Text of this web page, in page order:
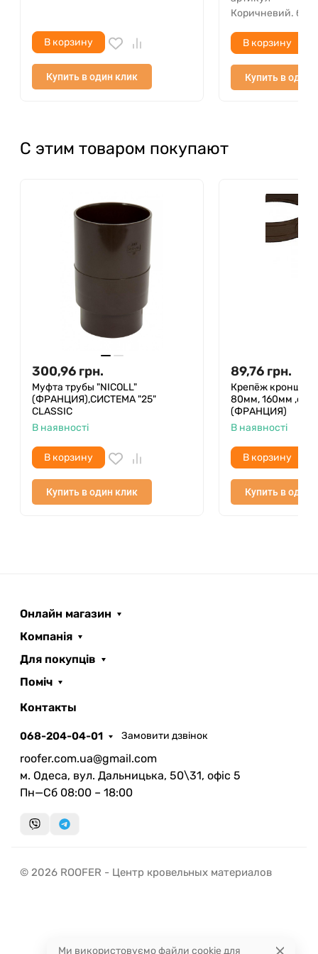
водосточной системы Nicoll позволит подобрать
наиболее подходящий вариант для вашей
кровли.
В корзину
Купить в один клик
Коричневий.
В корзину
Купить в один
С этим товаром покупают
300,96 грн.
Муфта трубы "NICOLL"
(ФРАНЦИЯ),СИСТЕМА "25"
CLASSIС
В наявності
В корзину
Купить в один клик
89,76 грн.
Крепёж
80мм, 160мм
(ФРАНЦИЯ)
В наявності
В корзину
Купить в один
Онлайн магазин
Компанія
Для покупців
Поміч
Контакты
068-204-04-01 Замовити дзвінок
roofer.com.ua@gmail.com
м. Одеса, вул. Дальницька, 50\31, офіс 5
Пн—Сб 08:00 – 18:00
© 2026 ROOFER - Центр кровельных материалов
Ми використовуємо файли cookie для
миттєвий зворотний виклик